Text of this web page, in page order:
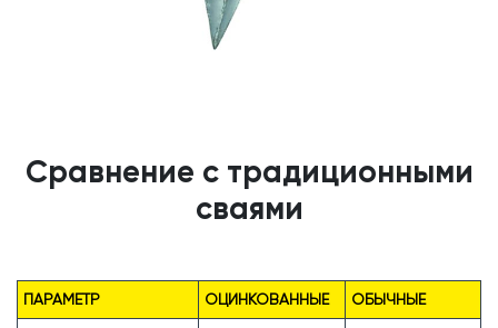
Сравнение с традиционными
сваями
ПАРАМЕТР ОЦИНКОВАННЫЕ ОБЫЧНЫЕ